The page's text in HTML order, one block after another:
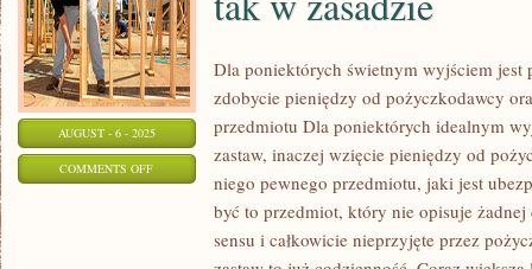
NIESŁYCHANIE
AUGUST - 6 - 2025
COMMENTS OFFON
Dla poniektórych świetnym wyjściem jest
zdobycie pieniędzy od pożyczkodawcy
przedmiotu Dla poniektórych idealnym
zastaw, inaczej wzięcie pieniędzy od
niego pewnego przedmiotu, jaki jest
być to przedmiot, który nie opisuje żadnej
sensu i całkowicie nieprzyjęte przez